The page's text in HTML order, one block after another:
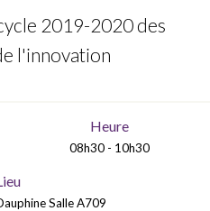
2019-2020 des
l'innovation
Heure
08h30 - 10h30
Salle A709